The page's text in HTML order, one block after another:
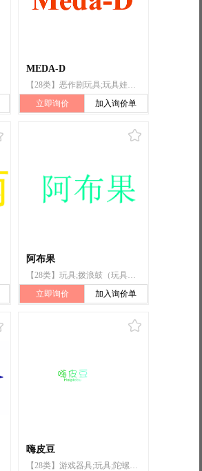
MEDA-D
【28类】恶作剧玩具;玩具娃娃;陀螺（玩具）;玩具熊;玩具车;拼图玩具;玩具汽车;智能玩具;玩具手表;玩具
立即询价
加入询价单
阿布果
【28类】玩具;拨浪鼓（玩具）;陀螺（玩具）;滑板车（玩具）;长毛绒玩具;拼图玩具;跳棋;滑板;积木（玩具）;玩具手枪
立即询价
加入询价单
嗨皮豆
【28类】游戏器具;玩具;陀螺（玩具）;玩具无人机;智能玩具;扑克牌;棋;全自动麻将桌（机）;握力器;运动用护掌